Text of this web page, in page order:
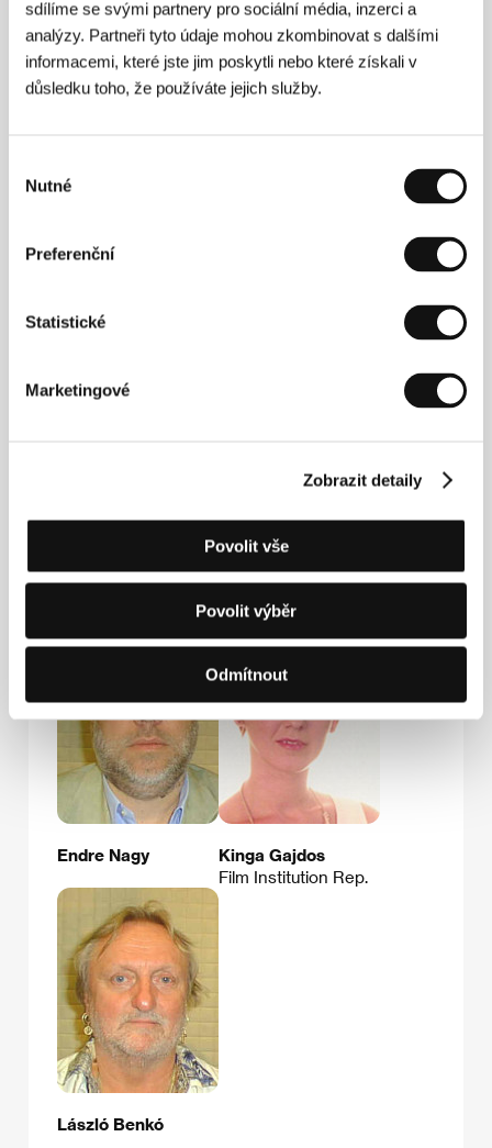
sdílíme se svými partnery pro sociální média, inzerci a
analýzy. Partneři tyto údaje mohou zkombinovat s dalšími
informacemi, které jste jim poskytli nebo které získali v
důsledku toho, že používáte jejich služby.
souhlasu
Nutné
Preferenční
Statistické
Marketingové
Zobrazit detaily
Povolit vše
Povolit výběr
Odmítnout
nejlepší scénář na národním festivalu v Budapešti v
roce 2003.
National Film Institute Hungary
Róna utca 174., 1145, Budapest
Andor Szilágyi
Endre Nagy
Kinga Gajdos
Film Institution Rep.
László Benkó